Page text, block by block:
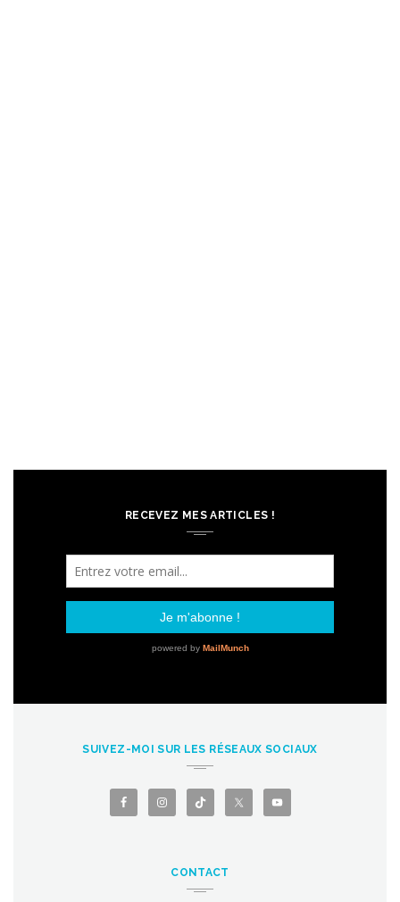
RECEVEZ MES ARTICLES !
SUIVEZ-MOI SUR LES RÉSEAUX SOCIAUX
CONTACT